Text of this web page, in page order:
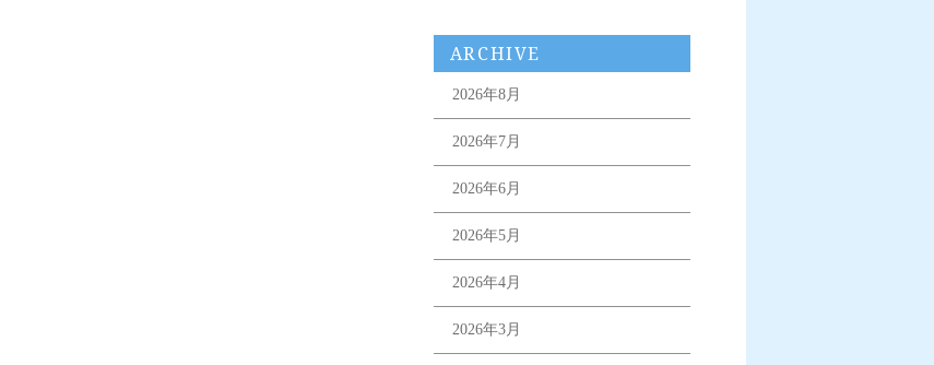
ARCHIVE
2026年8月
2026年7月
2026年6月
2026年5月
2026年4月
2026年3月